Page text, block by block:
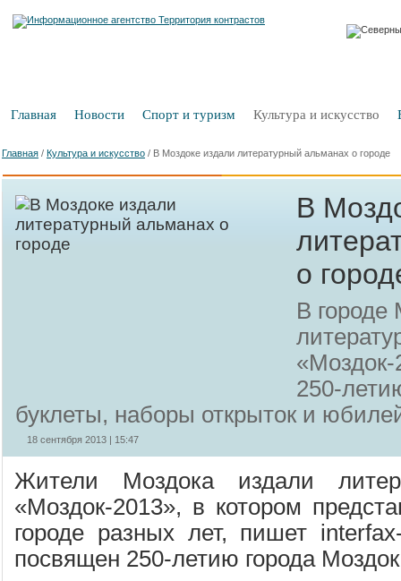
Главная Новости Спорт и туризм Культура и искусство
Главная / Культура и искусство / В Моздоке издали литературный альманах о городе
В
о
В городе
250-
буклеты, наборы открыток и
18 сентября 2013 | 15:47
Жители Моздока издали
«Моздок-2013», в котором
городе разных лет, пишет
посвящен 250-летию города